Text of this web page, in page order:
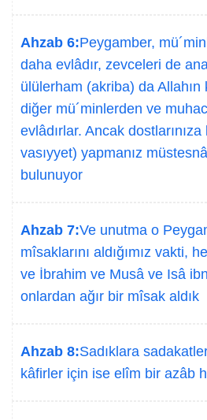
Ahzab 6:Peygamber,
daha evlâdır, zevceleri de
ülülerham (akriba) da Allahın
diğer mü´minlerden ve
evlâdırlar. Ancak
vasıyyet) yapmanız
bulunuyor
Ahzab 7:Ve unutma o
mîsaklarını aldığımız vakti,
ve İbrahim ve Musâ ve Isâ
onlardan ağır bir mîsak aldık
Ahzab 8:Sadıklara
kâfirler için ise elîm bir azâb